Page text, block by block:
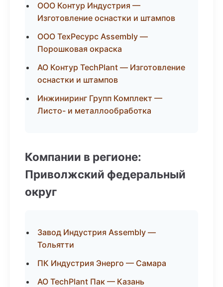
ООО Контур Индустрия —
Изготовление оснастки и штампов
ООО ТехРесурс Assembly —
Порошковая окраска
АО Контур TechPlant — Изготовление
оснастки и штампов
Инжиниринг Групп Комплект —
Листо- и металлообработка
Компании в регионе:
Приволжский федеральный
округ
Завод Индустрия Assembly —
Тольятти
ПК Индустрия Энерго — Самара
АО TechPlant Пак — Казань